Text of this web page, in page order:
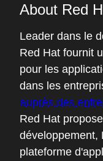
About Red
Leader dans le
Red Hat fournit
pour les
dans les
auprès des
Red Hat
développement,
plateforme